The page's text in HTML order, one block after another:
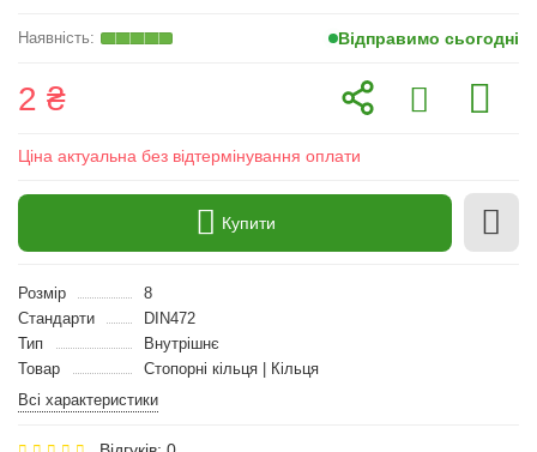
Відправимо сьогодні
2 ₴
Ціна актуальна без відтермінування оплати
Купити
Розмір
8
Стандарти
DIN472
Тип
Внутрішнє
Товар
Стопорні кільця | Кільця
Всі характеристики